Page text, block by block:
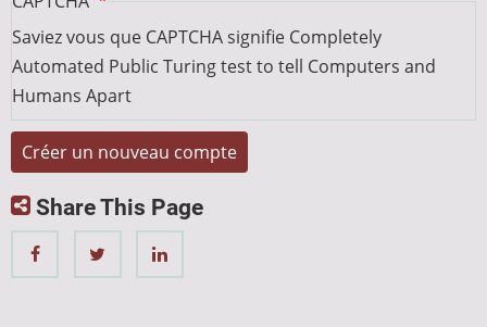
Saviez vous que CAPTCHA signifie Completely
Automated Public Turing test to tell Computers and
Humans Apart
Share This Page